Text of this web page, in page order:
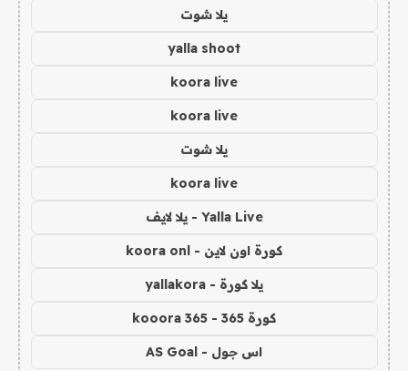
يلا شوت
yalla shoot
koora live
koora live
يلا شوت
koora live
Yalla Live - يلا لايف
كورة اون لاين - koora onl
يلا كورة - yallakora
كورة 365 - kooora 365
اس جول - AS Goal